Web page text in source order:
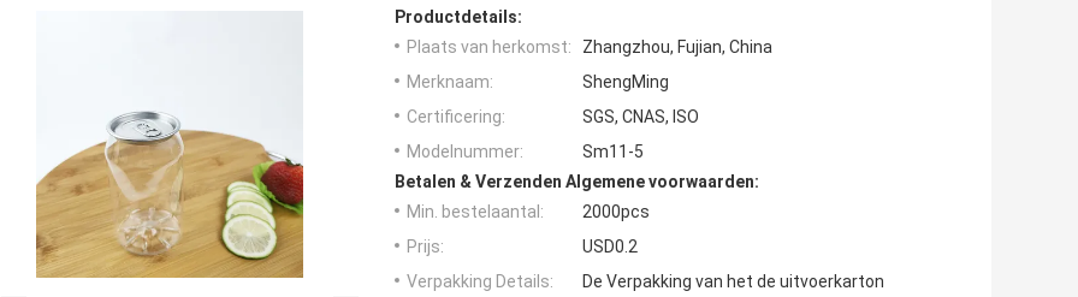
Productdetails:
Plaats van herkomst:
Zhangzhou, Fujian, China
Merknaam:
ShengMing
Certificering:
SGS, CNAS, ISO
Modelnummer:
Sm11-5
Betalen & Verzenden Algemene voorwaarden:
Min. bestelaantal:
2000pcs
Prijs:
USD0.2
Verpakking Details:
De Verpakking van het de uitvoerkarton